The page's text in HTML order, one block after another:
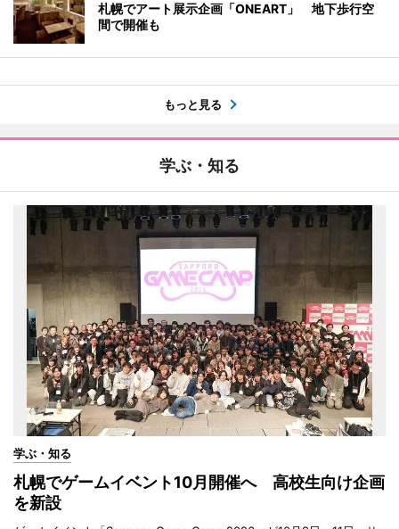
札幌でアート展示企画「ONEART」 地下歩行空
間で開催も
もっと見る
学ぶ・知る
学ぶ・知る
札幌でゲームイベント10月開催へ 高校生向け企画
を新設